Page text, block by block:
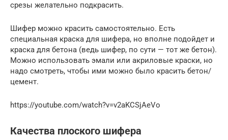
срезы желательно подкрасить.
Шифер можно красить самостоятельно. Есть
специальная краска для шифера, но вполне подойдет и
краска для бетона (ведь шифер, по сути — тот же бетон).
Можно использовать эмали или акриловые краски, но
надо смотреть, чтобы ими можно было красить бетон/
цемент.
https://youtube.com/watch?v=v2aKCSjAeVo
Качества плоского шифера